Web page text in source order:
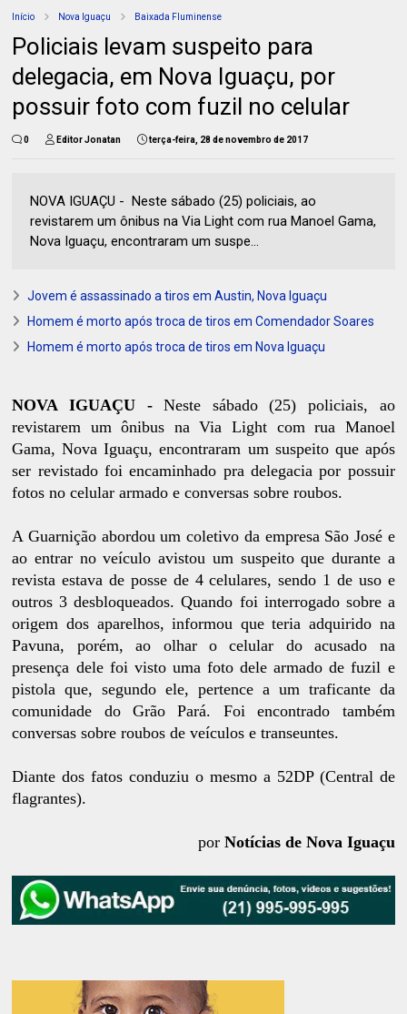
Início Nova Iguaçu Baixada Fluminense
Policiais levam suspeito para
delegacia, em Nova Iguaçu, por
possuir foto com fuzil no celular
0 Editor Jonatan terça-feira, 28 de novembro de 2017
NOVA IGUAÇU - Neste sábado (25) policiais, ao
revistarem um ônibus na Via Light com rua Manoel Gama,
Nova Iguaçu, encontraram um suspe...
Jovem é assassinado a tiros em Austin, Nova Iguaçu
Homem é morto após troca de tiros em Comendador Soares
Homem é morto após troca de tiros em Nova Iguaçu
NOVA IGUAÇU -Neste sábado (25) policiais, ao
revistarem um ônibus na Via Light com rua Manoel
Gama, Nova Iguaçu, encontraram um suspeito que após
ser revistado foi encaminhado pra delegacia por possuir
fotos no celular armado e conversas sobre roubos.
A Guarnição abordou um coletivo da empresa São José e
ao entrar no veículo avistou um suspeito que durante a
revista estava de posse de 4 celulares, sendo 1 de uso e
outros 3 desbloqueados. Quando foi interrogado sobre a
origem dos aparelhos, informou que teria adquirido na
Pavuna, porém, ao olhar o celular do acusado na
presença dele foi visto uma foto dele armado de fuzil e
pistola que, segundo ele, pertence a um traficante da
comunidade do Grão Pará. Foi encontrado também
conversas sobre roubos de veículos e transeuntes.
Diante dos fatos conduziu o mesmo a 52DP (Central de
flagrantes).
por Notícias de Nova Iguaçu